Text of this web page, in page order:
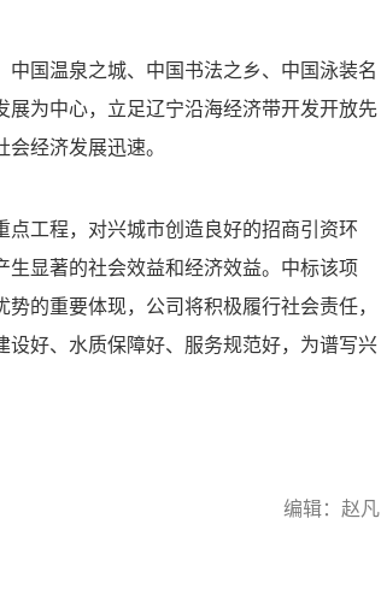
国温泉之城、中国书法之乡、中国泳装名
为中心，立足辽宁沿海经济带开发开放先
经济发展迅速。
工程，对兴城市创造良好的招商引资环
显著的社会效益和经济效益。中标该项
的重要体现，公司将积极履行社会责任，
好、水质保障好、服务规范好，为谱写兴
编辑：赵凡